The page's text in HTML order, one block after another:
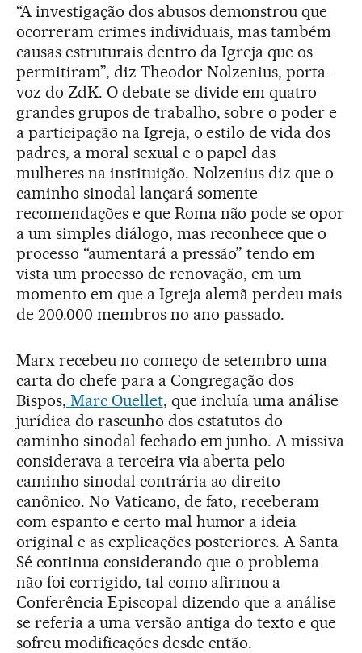
“A investigação dos abusos demonstrou que
ocorreram crimes individuais, mas também
causas estruturais dentro da Igreja que os
permitiram”, diz Theodor Nolzenius, porta-
voz do ZdK. O debate se divide em quatro
grandes grupos de trabalho, sobre o poder e
a participação na Igreja, o estilo de vida dos
padres, a moral sexual e o papel das
mulheres na instituição. Nolzenius diz que o
caminho sinodal lançará somente
recomendações e que Roma não pode se opor
a um simples diálogo, mas reconhece que o
processo “aumentará a pressão” tendo em
vista um processo de renovação, em um
momento em que a Igreja alemã perdeu mais
de 200.000 membros no ano passado.
Marx recebeu no começo de setembro uma
carta do chefe para a Congregação dos
Bispos, Marc Ouellet, que incluía uma análise
jurídica do rascunho dos estatutos do
caminho sinodal fechado em junho. A missiva
considerava a terceira via aberta pelo
caminho sinodal contrária ao direito
canônico. No Vaticano, de fato, receberam
com espanto e certo mal humor a ideia
original e as explicações posteriores. A Santa
Sé continua considerando que o problema
não foi corrigido, tal como afirmou a
Conferência Episcopal dizendo que a análise
se referia a uma versão antiga do texto e que
sofreu modificações desde então.